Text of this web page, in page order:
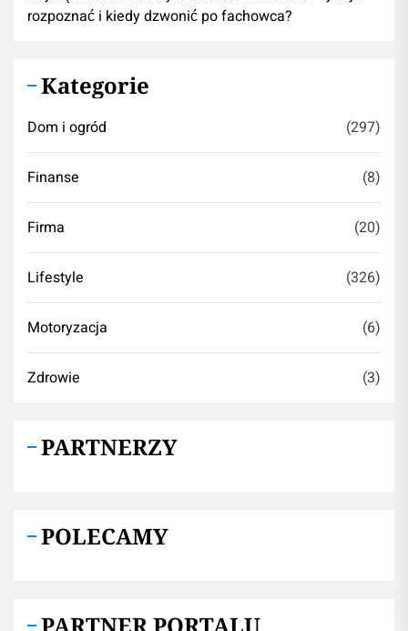
rozpoznać i kiedy dzwonić po fachowca?
Kategorie
Dom i ogród (297)
Finanse (8)
Firma (20)
Lifestyle (326)
Motoryzacja (6)
Zdrowie (3)
PARTNERZY
POLECAMY